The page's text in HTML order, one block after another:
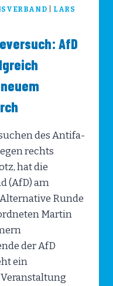
LARS
AfD
des Antifa-
rechts
hat die
(AfD) am
Runde
Martin
der AfD
ein